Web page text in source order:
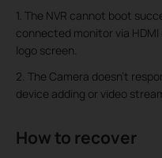
1. The NVR cannot boot
connected monitor via
logo screen.
2. The Camera doesn’t
device adding or video
How to recover